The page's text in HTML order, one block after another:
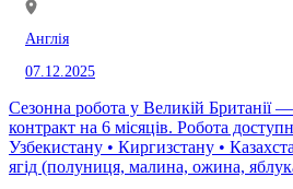
Англія
07.12.2025
Сезонна робота у Великій Британії
контракт на 6 місяців. Робота доступна для громадян: •
Узбекистану • Киргизстану • Казахстану Тип зайнятості: •
ягід (полуниця, малина, ожина,